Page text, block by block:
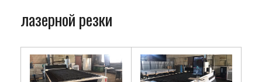
лазерной резки